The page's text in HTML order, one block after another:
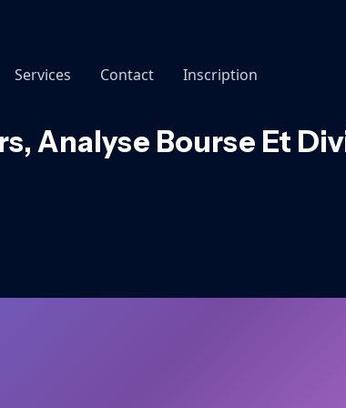
Services Contact Inscription
Analyse Bourse Et